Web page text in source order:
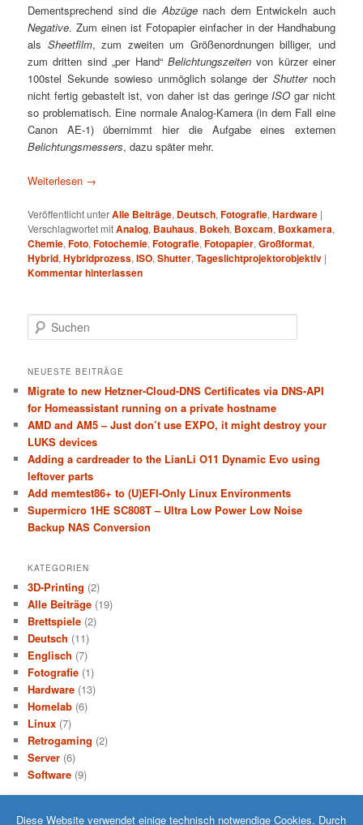
Dementsprechend sind dieAbzügenach dem Entwickeln auch
Negative. Zum einen ist Fotopapier einfacher in der Handhabung
als Sheetfilm, zum zweiten um Größenordnungen billiger, und
zum dritten sind „per Hand“ Belichtungszeitenvon kürzer einer
100stel Sekunde sowieso unmöglich solange derShutternoch
nicht fertig gebastelt ist, von daher ist das geringeISO gar nicht
so problematisch. Eine normale Analog-Kamera (in dem Fall eine
Canon AE-1) übernimmt hier die Aufgabe eines externen
Belichtungsmessers, dazu später mehr.
Weiterlesen →
Veröffentlicht unterAlle Beiträge, Deutsch,Fotografie,Hardware |
Verschlagwortet mitAnalog, Bauhaus, Bokeh, Boxcam, Boxkamera,
Chemie,Foto,Fotochemie,Fotografie,Fotopapier,Großformat,
Hybrid,Hybridprozess,ISO,Shutter,Tageslichtprojektorobjektiv |
Kommentar hinterlassen
u
h
n
NEUESTE BEITRÄGE
Migrate to new Hetzner-Cloud-DNS Certificates via DNS-API
for Homeassistant running on a private hostname
AMD and AM5 – Just don’t use EXPO, it might destroy your
LUKS devices
Adding a cardreader to the LianLi O11 Dynamic Evo using
leftover parts
Add memtest86+ to (U)EFI-Only Linux Environments
Supermicro 1HE SC808T – Ultra Low Power Low Noise
Backup NAS Conversion
KATEGORIEN
3D-Printing (2)
Alle Beiträge (19)
Brettspiele (2)
Deutsch (11)
Englisch (7)
Fotografie (1)
Hardware (13)
Homelab (6)
Linux (7)
Retrogaming (2)
Server (6)
Software (9)
Diese Website verwendet einige technisch notwendige Cookies. Durch